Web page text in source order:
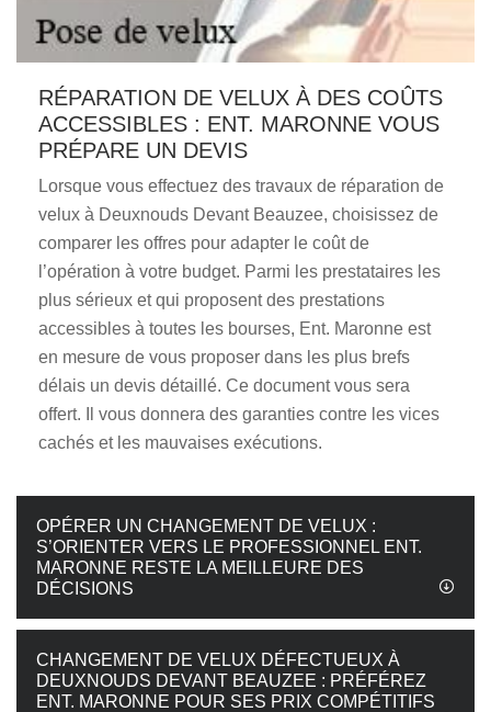
RÉPARATION DE VELUX À DES COÛTS
ACCESSIBLES : ENT. MARONNE VOUS
PRÉPARE UN DEVIS
Lorsque vous effectuez des travaux de réparation de
velux à Deuxnouds Devant Beauzee, choisissez de
comparer les offres pour adapter le coût de
l’opération à votre budget. Parmi les prestataires les
plus sérieux et qui proposent des prestations
accessibles à toutes les bourses, Ent. Maronne est
en mesure de vous proposer dans les plus brefs
délais un devis détaillé. Ce document vous sera
offert. Il vous donnera des garanties contre les vices
cachés et les mauvaises exécutions.
OPÉRER UN CHANGEMENT DE VELUX :
S’ORIENTER VERS LE PROFESSIONNEL ENT.
MARONNE RESTE LA MEILLEURE DES
DÉCISIONS
CHANGEMENT DE VELUX DÉFECTUEUX À
DEUXNOUDS DEVANT BEAUZEE : PRÉFÉREZ
ENT. MARONNE POUR SES PRIX COMPÉTITIFS